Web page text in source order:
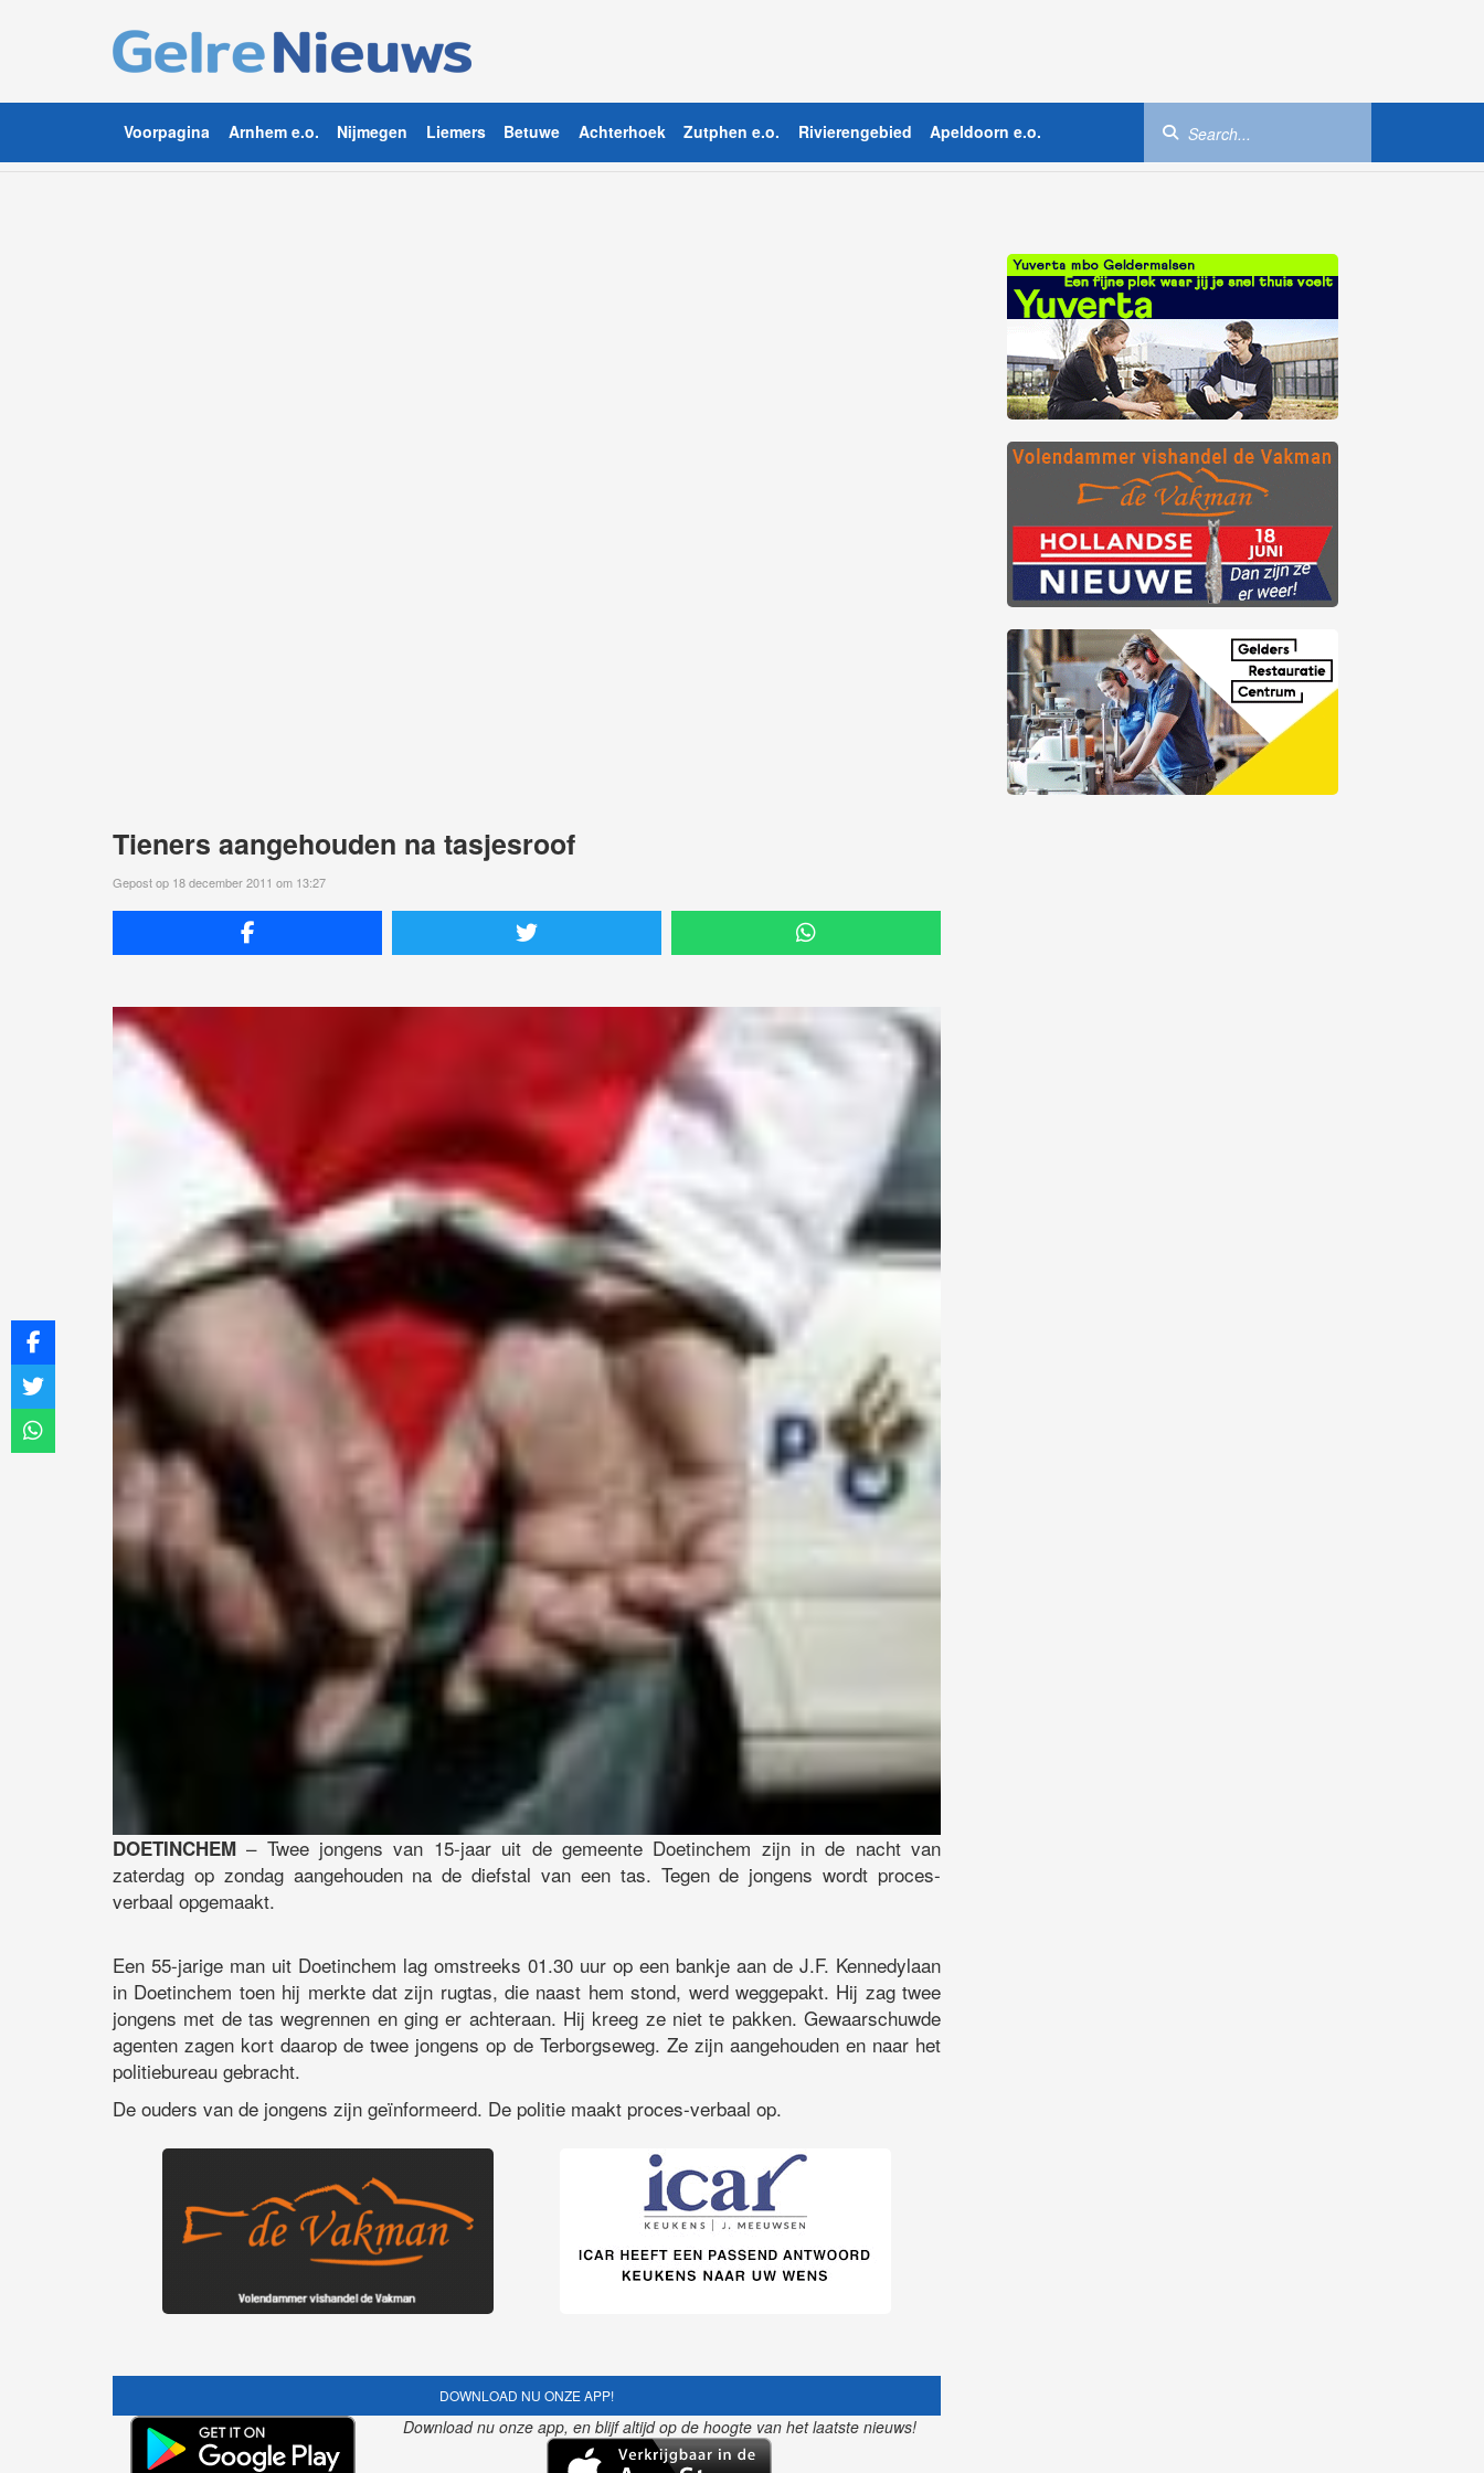
Voorpagina Arnhem e.o. Nijmegen Liemers Betuwe Achterhoek Zutphen e.o. Rivierengebied Apeldoorn e.o.
Tieners aangehouden na tasjesroof
Gepost op 18 december 2011 om 13:27
DOETINCHEM – Twee jongens van 15-jaar uit de gemeente Doetinchem zijn in de nacht van
zaterdag op zondag aangehouden na de diefstal van een tas. Tegen de jongens wordt proces-
verbaal opgemaakt.
Een 55-jarige man uit Doetinchem lag omstreeks 01.30 uur op een bankje aan de J.F. Kennedylaan
in Doetinchem toen hij merkte dat zijn rugtas, die naast hem stond, werd weggepakt. Hij zag twee
jongens met de tas wegrennen en ging er achteraan. Hij kreeg ze niet te pakken. Gewaarschuwde
agenten zagen kort daarop de twee jongens op de Terborgseweg. Ze zijn aangehouden en naar het
politiebureau gebracht.
De ouders van de jongens zijn geïnformeerd. De politie maakt proces-verbaal op.
DOWNLOAD NU ONZE APP!
Download nu onze app, en blijf altijd op de hoogte van het laatste nieuws!